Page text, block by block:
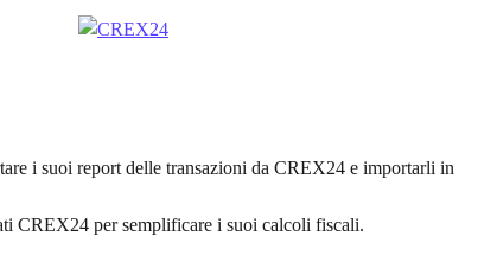
i suoi report delle transazioni da CREX24 e importarli in
CREX24 per semplificare i suoi calcoli fiscali.